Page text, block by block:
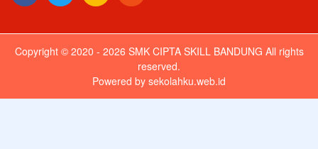
Copyright © 2020 - 2026 SMK CIPTA SKILL BANDUNG All rights
reserved.
Powered by sekolahku.web.id